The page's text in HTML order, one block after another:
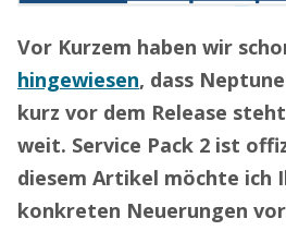
Vor Kurzem haben wir
hingewiesen, dass
kurz vor dem Release
weit. Service Pack 2 ist
diesem Artikel möchte ich
konkreten Neuerungen